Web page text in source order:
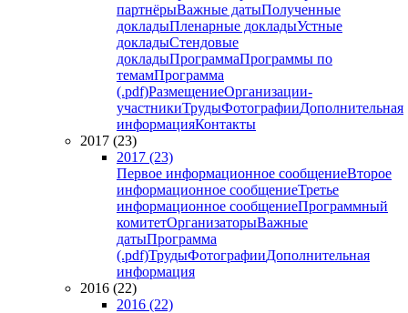
партнёрыВажные датыПолученные
докладыПленарные докладыУстные
докладыСтендовые
докладыПрограммаПрограммы по
темамПрограмма
(.pdf)РазмещениеОрганизации-
участникиТрудыФотографииДополнительная
информацияКонтакты
2017 (23)
2017 (23)
Первое информационное сообщениеВторое
информационное сообщениеТретье
информационное сообщениеПрограммный
комитетОрганизаторыВажные
датыПрограмма
(.pdf)ТрудыФотографииДополнительная
информация
2016 (22)
2016 (22)